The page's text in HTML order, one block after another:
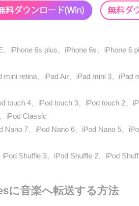
iPhone 6s plus、iPhone 6s、iPhone 6
mini retina、iPad Air、iPad mini 3、iPad
touch 4、iPod touch 3、iPod touch 2、
iPod Classic
Nano 7、iPod Nano 6、iPod Nano 5、
iPod Shuffle 3、iPod Shuffle 2、iPod
に音楽へ転送する方法